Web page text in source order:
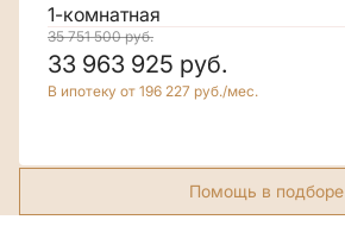
1-комнатная
35 751 500руб.
33 963 925 руб.
В ипотеку от 196 227 руб./мес.
Помощь в подборе